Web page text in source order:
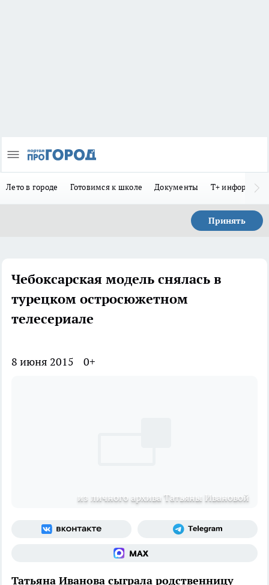
Лето в городе Готовимся к школе Документы Т+
Принять
Чебоксарская модель снялась в
турецком остросюжетном
телесериале
8 июня 2015 0+
из личного архива Татьяны Ивановой
Татьяна Иванова сыграла родственницу